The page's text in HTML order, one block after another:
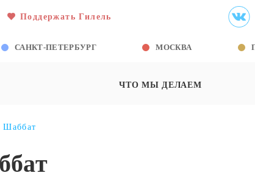
Поддержать Гилель
САНКТ-ПЕТЕРБУРГ МОСКВА
ЧТО МЫ ДЕЛАЕМ
Шаббат